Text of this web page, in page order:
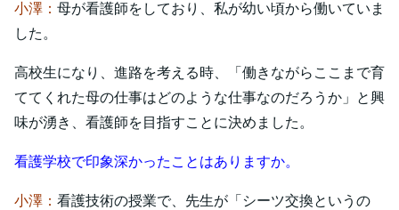
小澤： 母が看護師をしており、私が幼い頃から働いていま
した。
高校生になり、進路を考える時、「働きながらここまで育
ててくれた母の仕事はどのような仕事なのだろうか」と興
味が湧き、看護師を目指すことに決めました。
看護学校で印象深かったことはありますか。
小澤： 看護技術の授業で、先生が「シーツ交換というの